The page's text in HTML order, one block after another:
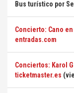
Bus turístico por
Concierto: Cano
entradas.com
Conciertos: Karol
ticketmaster.es